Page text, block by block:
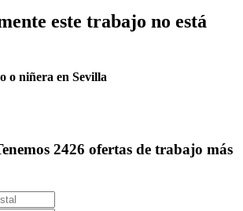
este trabajo no está
o niñera en Sevilla
2426 ofertas de trabajo más